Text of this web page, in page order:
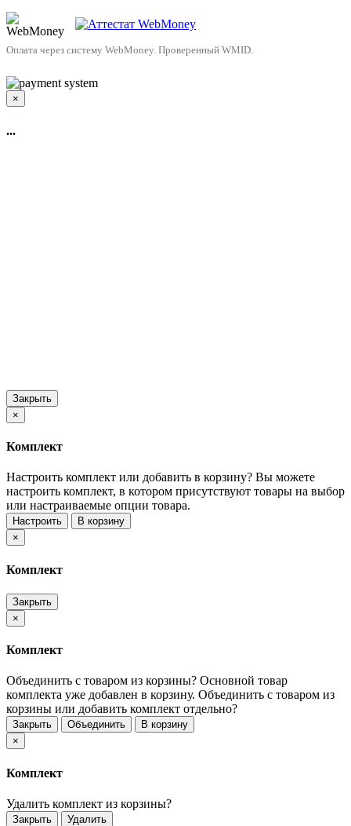
Оплата через систему WebMoney. Проверенный WMID.
×
...
Закрыть
×
Комплект
Настроить комплект или добавить в корзину? Вы можете
настроить комплект, в котором присутствуют товары на выбор
или настраиваемые опции товара.
Настроить
В корзину
×
Комплект
Закрыть
×
Комплект
Объединить с товаром из корзины? Основной товар
комплекта уже добавлен в корзину. Объединить с товаром из
корзины или добавить комплект отдельно?
Закрыть Объединить
В корзину
×
Комплект
Удалить комплект из корзины?
Закрыть Удалить